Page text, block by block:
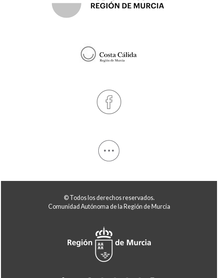
© Todos los derechos reservados.
Comunidad Autónoma de la Región de Murcia